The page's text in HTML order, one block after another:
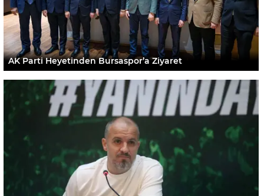
AK Parti Heyetinden Bursaspor’a Ziyaret